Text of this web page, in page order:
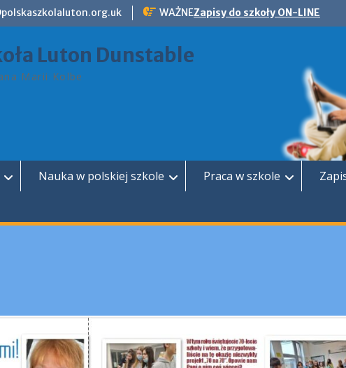
WAŻNEZapisy do szkoły ON-LINE
Luton Dunstable
Marii Kolbe
Nauka w polskiej szkole Praca w szkole